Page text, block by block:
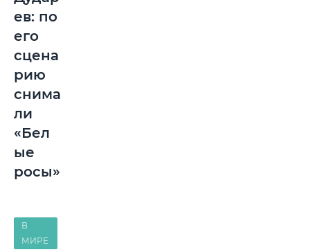
ев: по
его
сцена
рию
снима
ли
«Бел
ые
росы»
В
МИРЕ